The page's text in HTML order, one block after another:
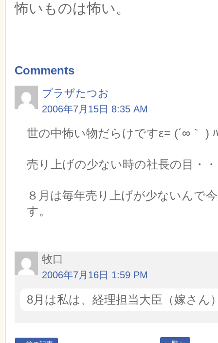
怖いものは怖い。
Comments
プラザたつお
2006年7月15日 8:35 AM
世の中怖い物だらけですε= (´∞｀ )
売り上げの少ない時の社長の目・
８月は毎年売り上げが少ないんで
す。
牧口
2006年7月16日 1:59 PM
8月は私は、経理担当大臣（嫁さん